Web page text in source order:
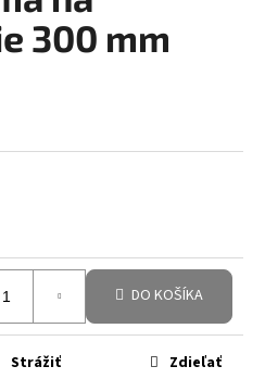
300 mm
DO KOŠÍKA
Strážiť Zdieľať